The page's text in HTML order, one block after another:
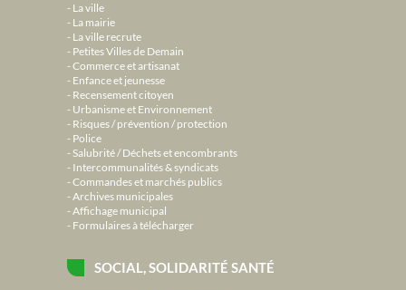
La ville
La mairie
La ville recrute
Petites Villes de Demain
Commerce et artisanat
Enfance et jeunesse
Recensement citoyen
Urbanisme et Environnement
Risques / prévention / protection
Police
Salubrité / Déchets et encombrants
Intercommunalités & syndicats
Commandes et marchés publics
Archives municipales
Affichage municipal
Formulaires à télécharger
SOCIAL, SOLIDARITÉ SANTÉ